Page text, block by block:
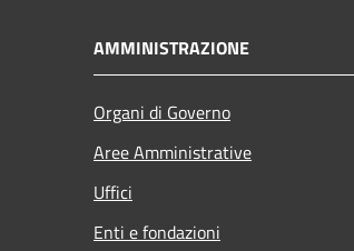
AMMINISTRAZIONE
Organi di Governo
Aree Amministrative
Uffici
Enti e fondazioni